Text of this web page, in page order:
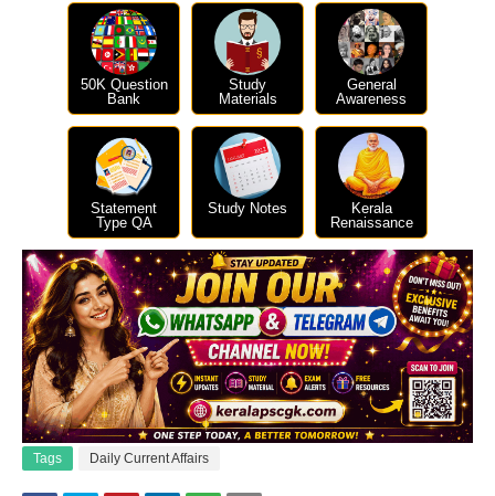
50K Question
Bank
Study
Materials
General
Awareness
Statement
Type QA
Study Notes
Kerala
Renaissance
Tags Daily Current Affairs